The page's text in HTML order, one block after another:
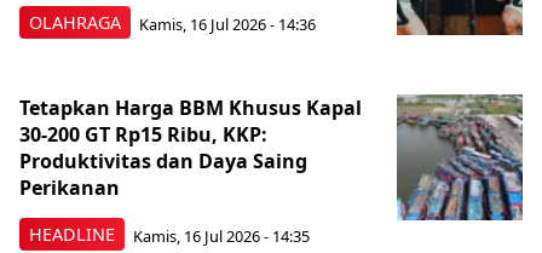
OLAHRAGA Kamis, 16 Jul 2026 - 14:36
HEADLINE
Tetapkan Harga BBM Khusus Kapal
30-200 GT Rp15 Ribu, KKP:
Produktivitas dan Daya Saing
Perikanan
Kamis, 16 Jul 2026 - 14:35